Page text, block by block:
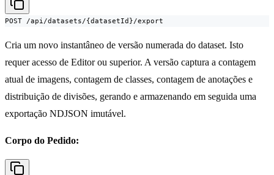
POST /api/datasets/{datasetId}/export
Cria um novo instantâneo de versão numerada do dataset. Isto
requer acesso de Editor ou superior. A versão captura a contagem
atual de imagens, contagem de classes, contagem de anotações e
distribuição de divisões, gerando e armazenando em seguida uma
exportação NDJSON imutável.
Corpo do Pedido: